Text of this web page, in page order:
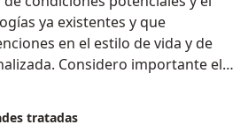
en el estilo de vida y de
Considero importante el
para asumir el
Oncologica Integral el enfoque
tratadas